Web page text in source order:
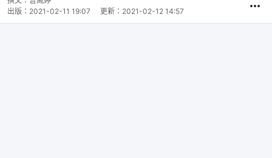
出版： 2021-02-11 19:07 更新： 2021-02-12 14:57